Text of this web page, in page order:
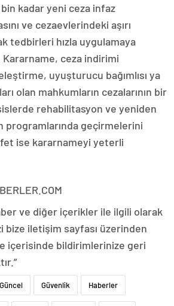
kadar yeni ceza infaz
ve cezaevlerindeki aşırı
tedbirleri hızla uygulamaya
Kararname, ceza indirimi
uyuşturucu bağımlısı ya
olan mahkumların cezalarının bir
rehabilitasyon ve yeniden
programlarında geçirmelerini
ise kararnameyi yeterli
ve diğer içerikler ile ilgili olarak
bize iletişim sayfası üzerinden
içerisinde bildirimlerinize geri
Güncel Güvenlik Haberler